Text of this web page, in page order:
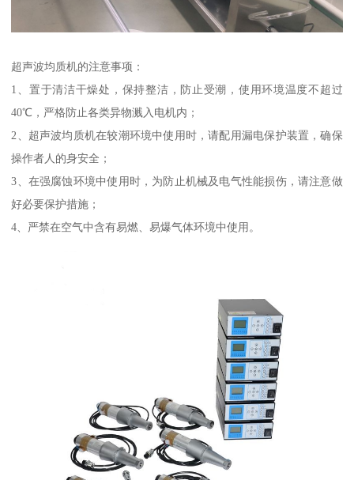
超声波均质机的注意事项：
1、置于清洁干燥处，保持整洁，防止受潮，使用环境温度不超过
40℃，严格防止各类异物溅入电机内；
2、超声波均质机在较潮环境中使用时，请配用漏电保护装置，确保
操作者人的身安全；
3、在强腐蚀环境中使用时，为防止机械及电气性能损伤，请注意做
好必要保护措施；
4、严禁在空气中含有易燃、易爆气体环境中使用。